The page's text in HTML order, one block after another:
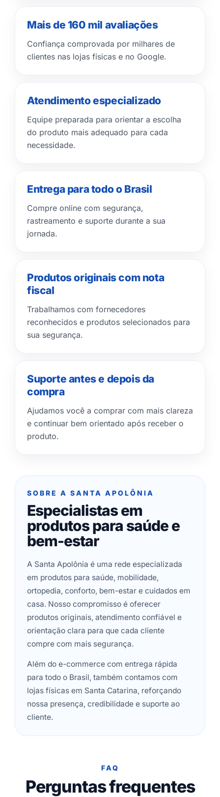
Mais de 160 mil avaliações
Confiança comprovada por milhares de
clientes nas lojas físicas e no Google.
Atendimento especializado
Equipe preparada para orientar a escolha
do produto mais adequado para cada
necessidade.
Entrega para todo o Brasil
Compre online com segurança,
rastreamento e suporte durante a sua
jornada.
Produtos originais com nota
fiscal
Trabalhamos com fornecedores
reconhecidos e produtos selecionados para
sua segurança.
Suporte antes e depois da
compra
Ajudamos você a comprar com mais clareza
e continuar bem orientado após receber o
produto.
SOBRE A SANTA APOLÔNIA
Especialistas em
produtos para saúde e
bem-estar
A Santa Apolônia é uma rede especializada
em produtos para saúde, mobilidade,
ortopedia, conforto, bem-estar e cuidados em
casa. Nosso compromisso é oferecer
produtos originais, atendimento confiável e
orientação clara para que cada cliente
compre com mais segurança.
Além do e-commerce com entrega rápida
para todo o Brasil, também contamos com
lojas físicas em Santa Catarina, reforçando
nossa presença, credibilidade e suporte ao
cliente.
FAQ
Perguntas frequentes